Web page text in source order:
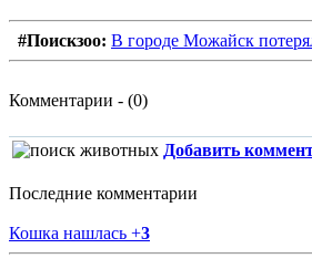
#Поискзоо: В городе Можайск
Комментарии - (0)
Добавить
Последние комментарии
Кошка нашлась +3